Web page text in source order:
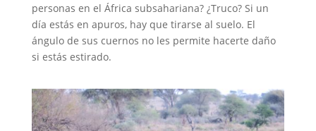
personas en el África subsahariana? ¿Truco? Si un
día estás en apuros, hay que tirarse al suelo. El
ángulo de sus cuernos no les permite hacerte daño
si estás estirado.